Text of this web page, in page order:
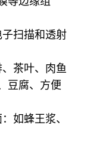
扫描和透射
茶叶、肉鱼
豆腐、方便
如蜂王浆、